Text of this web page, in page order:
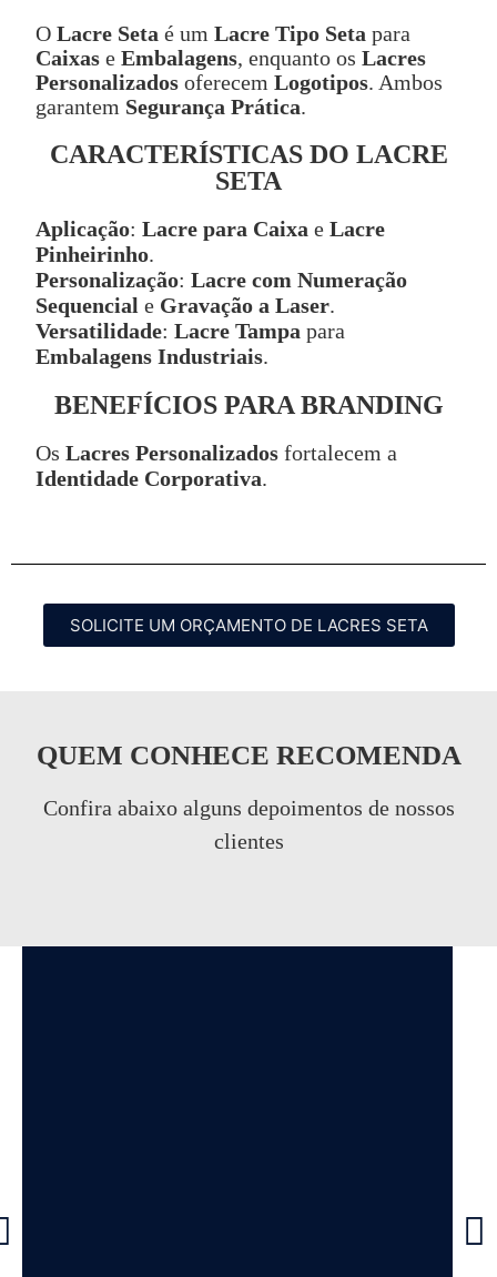
O Lacre Seta é um Lacre Tipo Seta para
Caixas e Embalagens, enquanto os Lacres
Personalizados oferecem Logotipos. Ambos
garantem Segurança Prática.
CARACTERÍSTICAS DO LACRE
SETA
Aplicação: Lacre para Caixa e Lacre
Pinheirinho.
Personalização: Lacre com Numeração
Sequencial e Gravação a Laser.
Versatilidade: Lacre Tampa para
Embalagens Industriais.
BENEFÍCIOS PARA BRANDING
Os Lacres Personalizados fortalecem a
Identidade Corporativa.
SOLICITE UM ORÇAMENTO DE LACRES SETA
QUEM CONHECE RECOMENDA
Confira abaixo alguns depoimentos de nossos
clientes